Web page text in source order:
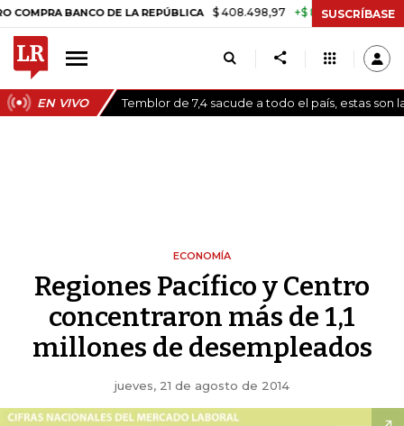
BANCO DE LA REPÚBLICA $ 408.498,97 +$ 8.753,81 +2,19%
SUSCRÍBASE
EN VIVO Temblor de 7,4 sacude a todo el país, estas son
ECONOMÍA
Regiones Pacífico y Centro
concentraron más de 1,1
millones de desempleados
jueves, 21 de agosto de 2014